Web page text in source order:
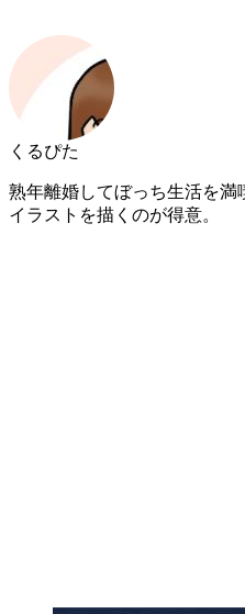
くるぴた
熟年離婚してぼっち生活を
イラストを描くのが得意。